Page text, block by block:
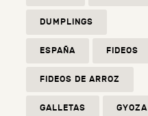
DUMPLINGS
ESPAÑA FIDEOS
FIDEOS DE ARROZ
GALLETAS GYOZA